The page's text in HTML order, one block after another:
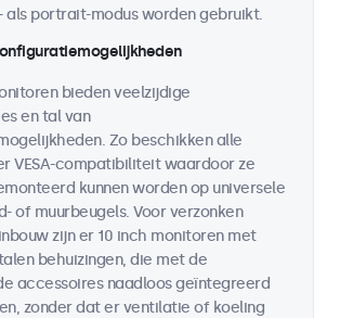
als portrait-modus worden gebruikt.
bieden veelzijdige
en tal van
Zo beschikken alle
VESA-compatibiliteit waardoor ze
kunnen worden op universele
of muurbeugels. Voor verzonken
zijn er 10 inch monitoren met
behuizingen, die met de
accessoires naadloos geïntegreerd
zonder dat er ventilatie of koeling